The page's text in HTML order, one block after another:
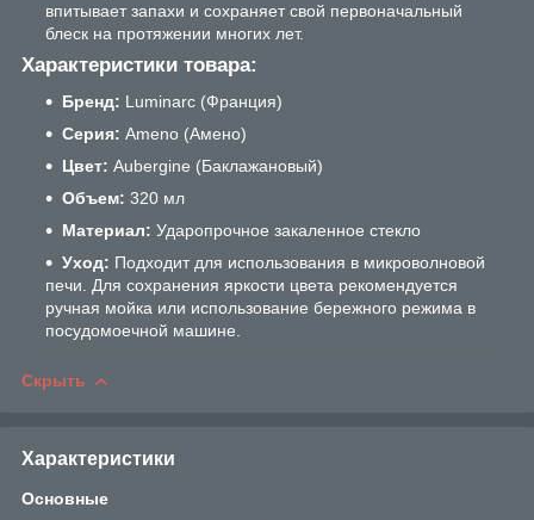
впитывает запахи и сохраняет свой первоначальный
блеск на протяжении многих лет.
Характеристики товара:
Бренд: Luminarc (Франция)
Серия: Ameno (Амено)
Цвет: Aubergine (Баклажановый)
Объем: 320 мл
Материал: Ударопрочное закаленное стекло
Уход: Подходит для использования в микроволновой
печи. Для сохранения яркости цвета рекомендуется
ручная мойка или использование бережного режима в
посудомоечной машине.
Скрыть
Характеристики
Основные